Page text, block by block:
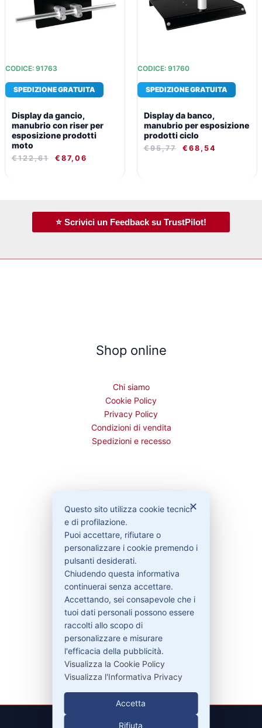
CODICE: 91763
SPEDIZIONE GRATUITA
Display da gancio,
manubrio con riser per
esposizione prodotti
moto
€122,61 € 87,06
CODICE: 91760
SPEDIZIONE GRATUITA
Display da banco,
manubrio per esposizione
prodotti ciclo
€95,77 € 68,54
⭐ Scrivici un Feedback su TrustPilot!
Shop online
Chi siamo
Cookie Policy
Privacy Policy
Condizioni di vendita
Spedizioni e recesso
Contattaci
Garanzie
Contatti
329-30.78.513
info@pitdriver.com
✕
Questo sito utilizza cookie tecnici
e di profilazione.
Puoi accettare, rifiutare o
personalizzare i cookie premendo i
pulsanti desiderati.
Chiudendo questa informativa
continuerai senza accettare.
Accettando, sei consapevole che i
tuoi dati personali possono essere
raccolti allo scopo di
personalizzare e misurare
l'efficacia della pubblicità.
Visualizza la Cookie Policy
Visualizza l'Informativa Privacy
Accetta
Rifiuta